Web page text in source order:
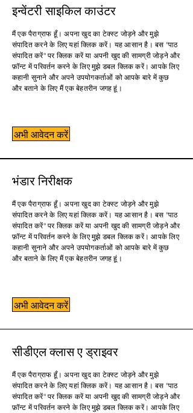
इन्वेंटरी साइकिल काउंटर
मैं एक पैराग्राफ हूँ। अपना खुद का टेक्स्ट जोड़ने और मुझे
संपादित करने के लिए यहां क्लिक करें। यह आसान है। बस "पाठ
संपादित करें" पर क्लिक करें या अपनी खुद की सामग्री जोड़ने और
फ़ॉन्ट में परिवर्तन करने के लिए मुझे डबल क्लिक करें। आपके लिए
कहानी सुनाने और अपने उपयोगकर्ताओं को आपके बारे में कुछ
और बताने के लिए मैं एक बेहतरीन जगह हूं।
अभी आवेदन करें
भंडार निरीक्षक
मैं एक पैराग्राफ हूँ। अपना खुद का टेक्स्ट जोड़ने और मुझे
संपादित करने के लिए यहां क्लिक करें। यह आसान है। बस "पाठ
संपादित करें" पर क्लिक करें या अपनी खुद की सामग्री जोड़ने और
फ़ॉन्ट में परिवर्तन करने के लिए मुझे डबल क्लिक करें। आपके लिए
कहानी सुनाने और अपने उपयोगकर्ताओं को आपके बारे में कुछ
और बताने के लिए मैं एक बेहतरीन जगह हूं।
अभी आवेदन करें
सीडीएल क्लास ए ड्राइवर
मैं एक पैराग्राफ हूँ। अपना खुद का टेक्स्ट जोड़ने और मुझे
संपादित करने के लिए यहां क्लिक करें। यह आसान है। बस "पाठ
संपादित करें" पर क्लिक करें या अपनी खुद की सामग्री जोड़ने और
फ़ॉन्ट में परिवर्तन करने के लिए मुझे डबल क्लिक करें। आपके लिए